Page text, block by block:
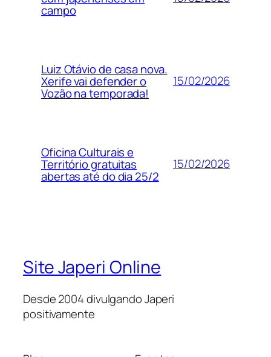
campo
Luiz Otávio de casa nova.
Xerife vai defender o
Vozão na temporada!
15/02/2026
Oficina Culturais e
Território gratuitas
abertas até do dia 25/2
15/02/2026
Site Japeri Online
Desde 2004 divulgando Japeri
positivamente